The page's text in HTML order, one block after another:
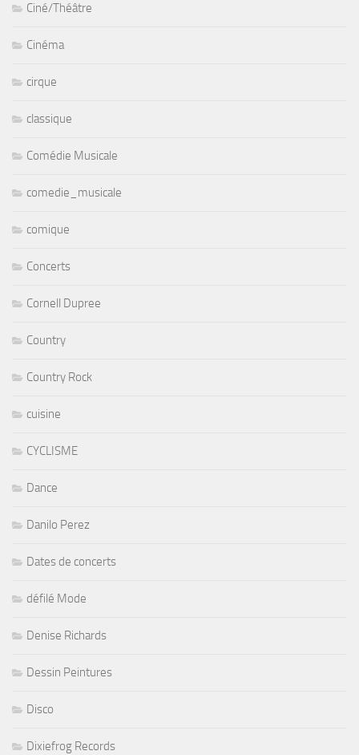
Ciné/Théâtre
Cinéma
cirque
classique
Comédie Musicale
comedie_musicale
comique
Concerts
Cornell Dupree
Country
Country Rock
cuisine
CYCLISME
Dance
Danilo Perez
Dates de concerts
défilé Mode
Denise Richards
Dessin Peintures
Disco
Dixiefrog Records